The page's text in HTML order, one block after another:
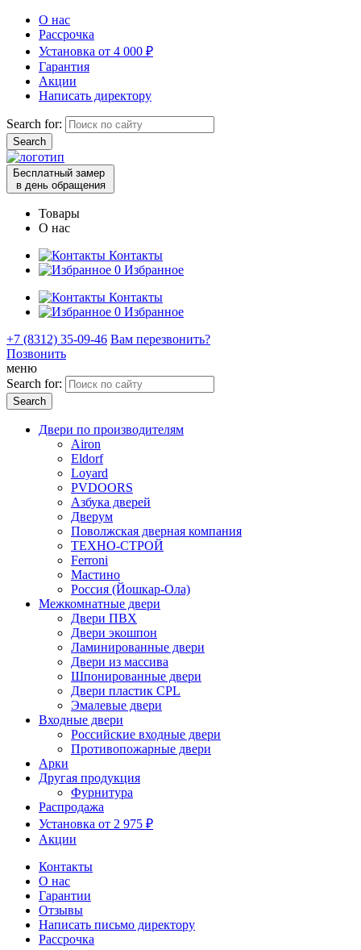
О нас
Рассрочка
Установка от 4 000 ₽
Гарантия
Акции
Написать директору
Search for:
Бесплатный замер
в день обращения
Товары
О нас
Контакты
0 Избранное
Контакты
0 Избранное
+7 (8312) 35-09-46 Вам перезвонить?
Позвонить
меню
Search for:
Двери по производителям
Airon
Eldorf
Loyard
PVDOORS
Азбука дверей
Дверум
Поволжская дверная компания
ТЕХНО-СТРОЙ
Ferroni
Мастино
Россия (Йошкар-Ола)
Межкомнатные двери
Двери ПВХ
Двери экошпон
Ламинированные двери
Двери из массива
Шпонированные двери
Двери пластик CPL
Эмалевые двери
Входные двери
Российские входные двери
Противопожарные двери
Арки
Другая продукция
Фурнитура
Распродажа
Установка от 2 975 ₽
Акции
Контакты
О нас
Гарантии
Отзывы
Написать письмо директору
Рассрочка